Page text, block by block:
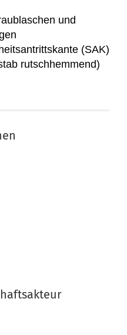
und
(SAK)
rutschhemmend)